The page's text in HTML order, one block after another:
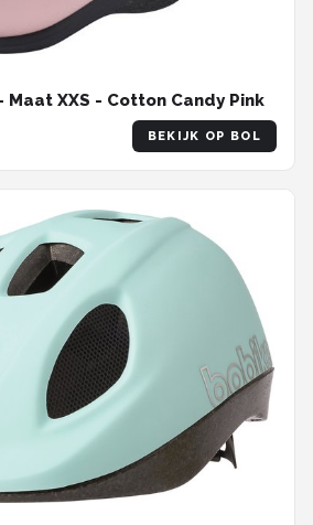
Maat XXS - Cotton Candy Pink
BEKIJK OP BOL